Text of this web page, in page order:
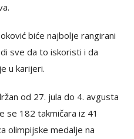
biće najbolje rangirani
sve da to iskoristi i da
u karijeri.
od 27. jula do 4. avgusta
se 182 takmičara iz 41
olimpijske medalje na